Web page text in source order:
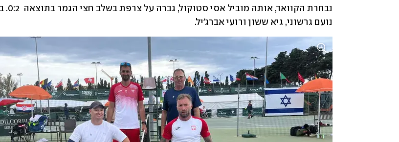
נועם גרשוני, גיא ששון ורועי אברג'יל.